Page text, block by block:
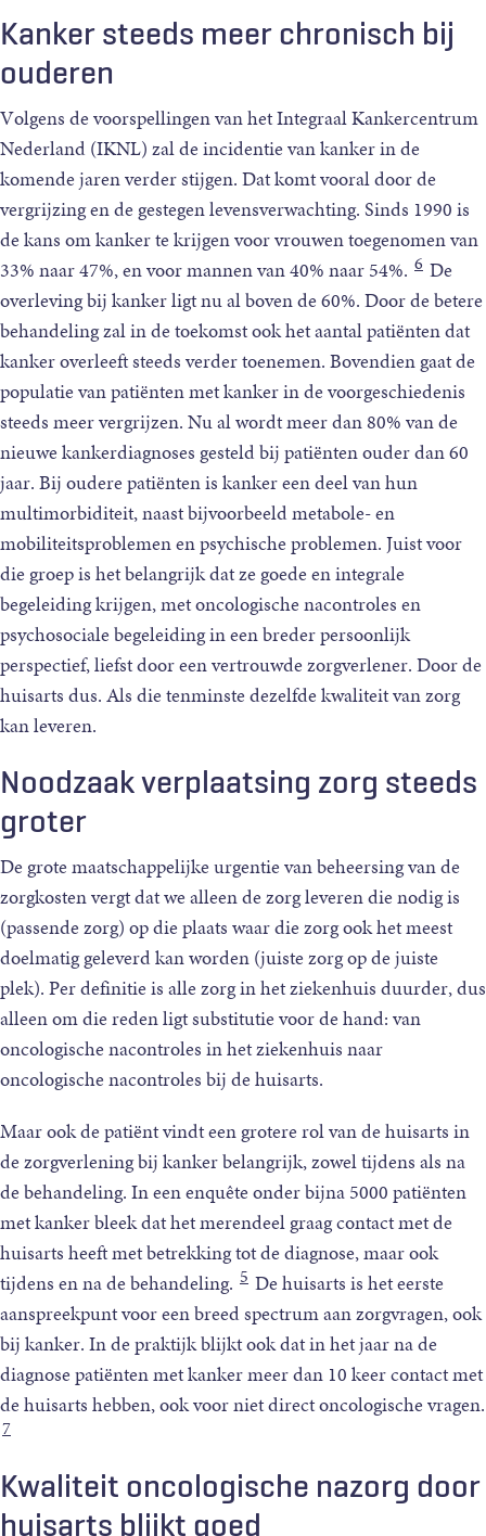
Margot
Kanker steeds meer chronisch bij
ouderen
Volgens de voorspellingen van het Integraal Kankercentrum
Nederland (IKNL) zal de incidentie van kanker in de
komende jaren verder stijgen. Dat komt vooral door de
vergrijzing en de gestegen levensverwachting. Sinds 1990 is
de kans om kanker te krijgen voor vrouwen toegenomen van
33% naar 47%, en voor mannen van 40% naar 54%. 6 De
overleving bij kanker ligt nu al boven de 60%. Door de betere
behandeling zal in de toekomst ook het aantal patiënten dat
kanker overleeft steeds verder toenemen. Bovendien gaat de
populatie van patiënten met kanker in de voorgeschiedenis
steeds meer vergrijzen. Nu al wordt meer dan 80% van de
nieuwe kankerdiagnoses gesteld bij patiënten ouder dan 60
jaar. Bij oudere patiënten is kanker een deel van hun
multimorbiditeit, naast bijvoorbeeld metabole- en
mobiliteitsproblemen en psychische problemen. Juist voor
die groep is het belangrijk dat ze goede en integrale
begeleiding krijgen, met oncologische nacontroles en
psychosociale begeleiding in een breder persoonlijk
perspectief, liefst door een vertrouwde zorgverlener. Door de
huisarts dus. Als die tenminste dezelfde kwaliteit van zorg
kan leveren.
Noodzaak verplaatsing zorg steeds
groter
De grote maatschappelijke urgentie van beheersing van de
zorgkosten vergt dat we alleen de zorg leveren die nodig is
(passende zorg) op die plaats waar die zorg ook het meest
doelmatig geleverd kan worden (juiste zorg op de juiste
plek). Per definitie is alle zorg in het ziekenhuis duurder, dus
alleen om die reden ligt substitutie voor de hand: van
oncologische nacontroles in het ziekenhuis naar
oncologische nacontroles bij de huisarts.
Maar ook de patiënt vindt een grotere rol van de huisarts in
de zorgverlening bij kanker belangrijk, zowel tijdens als na
de behandeling. In een enquête onder bijna 5000 patiënten
met kanker bleek dat het merendeel graag contact met de
huisarts heeft met betrekking tot de diagnose, maar ook
tijdens en na de behandeling. 5 De huisarts is het eerste
aanspreekpunt voor een breed spectrum aan zorgvragen, ook
bij kanker. In de praktijk blijkt ook dat in het jaar na de
diagnose patiënten met kanker meer dan 10 keer contact met
de huisarts hebben, ook voor niet direct oncologische vragen.
7
Kwaliteit oncologische nazorg door
huisarts blijkt goed